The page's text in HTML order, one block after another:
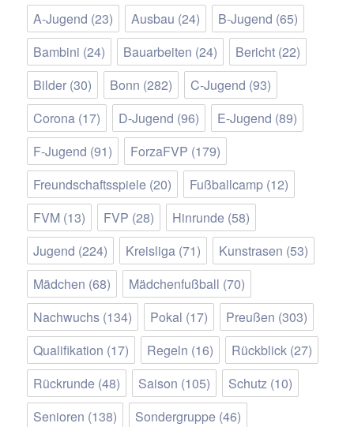
A-Jugend (23) Ausbau (24) B-Jugend (65)
Bambini (24) Bauarbeiten (24) Bericht (22)
Bilder (30) Bonn (282) C-Jugend (93)
Corona (17) D-Jugend (96) E-Jugend (89)
F-Jugend (91) ForzaFVP (179)
Freundschaftsspiele (20) Fußballcamp (12)
FVM (13) FVP (28) Hinrunde (58)
Jugend (224) Kreisliga (71) Kunstrasen (53)
Mädchen (68) Mädchenfußball (70)
Nachwuchs (134) Pokal (17) Preußen (303)
Qualifikation (17) Regeln (16) Rückblick (27)
Rückrunde (48) Saison (105) Schutz (10)
Senioren (138) Sondergruppe (46)